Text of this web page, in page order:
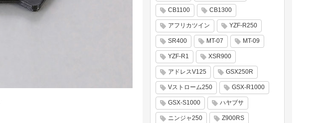
CB1100 CB1300
アフリカツイン YZF-R250
SR400 MT-07 MT-09
YZF-R1 XSR900
アドレスV125 GSX250R
Vストローム250 GSX-R1000
GSX-S1000 ハヤブサ
ニンジャ250 Z900RS